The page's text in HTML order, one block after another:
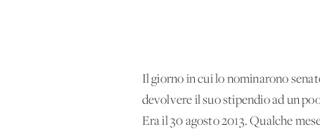
Il giorno in cui lo nominarono
devolvere il suo stipendio ad un
Era il 30 agosto 2013. Qualche